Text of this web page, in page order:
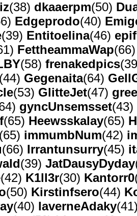
(38) dkaaerpm(50)
Edgeprodo(40)
(39) Entitoelina(46)
FettheammaWap
(58) frenakedpics
(44) Gegenaita(64)
(53) GlitteJet(47)
gyncUnsemsset(43)
(65) Heewsskalay(65)
(65) immumbNum(42)
(66) Irrantunsurry(45)
(39) JatDausyDyday
(42) K1ll3r(30) Kantorr0
(50) Kirstinfsero(44)
(40) laverneAdaky